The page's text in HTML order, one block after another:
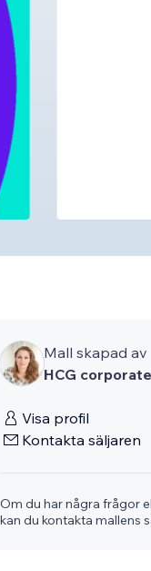
Mall skapad av
HCG
Visa profil
Kontakta säljaren
Om du har några frågor
kan du kontakta mallens